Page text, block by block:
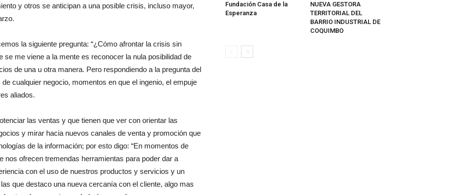
y otros se anticipan a una posible crisis, incluso mayor,
la siguiente pregunta: “¿Cómo afrontar la crisis sin
se me viene a la mente es reconocer la nula posibilidad de
de una u otra manera. Pero respondiendo a la pregunta del
cualquier negocio, momentos en que el ingenio, el empuje
aliados.
las ventas y que tienen que ver con orientar las
y mirar hacia nuevos canales de venta y promoción que
de la información; por esto digo: “En momentos de
nos ofrecen tremendas herramientas para poder dar a
con el uso de nuestros productos y servicios y un
que destaco una nueva cercanía con el cliente, algo mas
Fundación Casa de la
Esperanza
NUEVA GESTORA
TERRITORIAL DEL
BARRIO INDUSTRIAL DE
COQUIMBO